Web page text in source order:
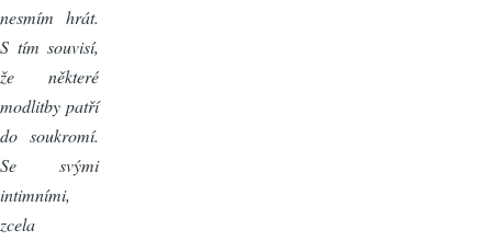
nesmím hrát.
S tím souvisí,
že některé
modlitby patří
do soukromí.
Se svými
intimními,
zcela